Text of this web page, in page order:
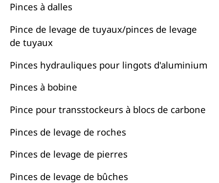
Pinces à dalles
Pince de levage de tuyaux/pinces de levage
de tuyaux
Pinces hydrauliques pour lingots d'aluminium
Pinces à bobine
Pince pour transstockeurs à blocs de carbone
Pinces de levage de roches
Pinces de levage de pierres
Pinces de levage de bûches